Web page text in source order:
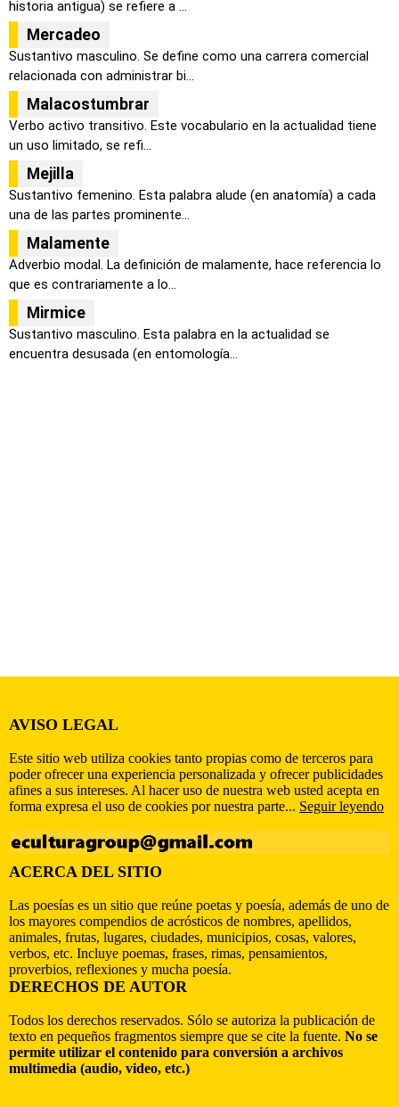
historia antigua) se refiere a ...
Mercadeo
Sustantivo masculino. Se define como una carrera comercial
relacionada con administrar bi...
Malacostumbrar
Verbo activo transitivo. Este vocabulario en la actualidad tiene
un uso limitado, se refi...
Mejilla
Sustantivo femenino. Esta palabra alude (en anatomía) a cada
una de las partes prominente...
Malamente
Adverbio modal. La definición de malamente, hace referencia lo
que es contrariamente a lo...
Mirmice
Sustantivo masculino. Esta palabra en la actualidad se
encuentra desusada (en entomología...
AVISO LEGAL
Este sitio web utiliza cookies tanto propias como de terceros para
poder ofrecer una experiencia personalizada y ofrecer publicidades
afines a sus intereses. Al hacer uso de nuestra web usted acepta en
forma expresa el uso de cookies por nuestra parte... Seguir leyendo
ACERCA DEL SITIO
Las poesías es un sitio que reúne poetas y poesía, además de uno de
los mayores compendios de acrósticos de nombres, apellidos,
animales, frutas, lugares, ciudades, municipios, cosas, valores,
verbos, etc. Incluye poemas, frases, rimas, pensamientos,
proverbios, reflexiones y mucha poesía.
DERECHOS DE AUTOR
Todos los derechos reservados. Sólo se autoriza la publicación de
texto en pequeños fragmentos siempre que se cite la fuente. No se
permite utilizar el contenido para conversión a archivos
multimedia (audio, video, etc.)